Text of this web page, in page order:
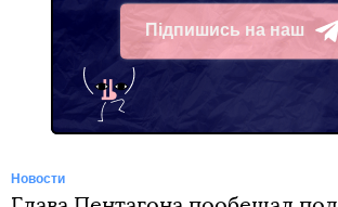
Підпишись на наш
Telegram
Новости